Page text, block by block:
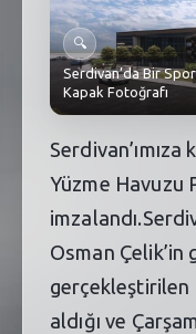
🔍
Serdivan’da Bir Spor
Kapak Fotoğrafı
Serdivan’ımıza
Yüzme Havuzu
Osman Çelik’in
gerçekleştirilen
aldığı ve
E